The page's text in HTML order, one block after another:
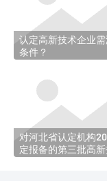
认定高新技术企业
条件？
对河北省认定机构
定报备的第三批高